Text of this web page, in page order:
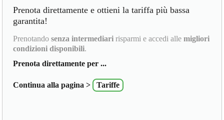
Prenota direttamente e ottieni la tariffa più bassa
garantita!
Prenotandosenza intermediari risparmi e accedi allemigliori
condizioni disponibili.
Prenota direttamente per ...
Continua alla pagina > Tariffe